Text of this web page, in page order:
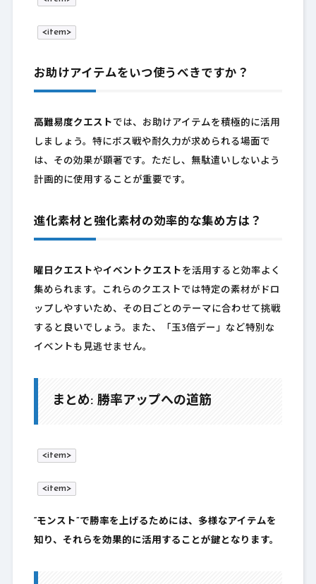
<item>
お助けアイテムをいつ使うべきですか？
高難易度クエスト では、お助けアイテムを積極的に活用
しましょう。特にボス戦や耐久力が求められる場面で
は、その効果が顕著です。ただし、無駄遣いしないよう
計画的に使用することが重要です。
進化素材と強化素材の効率的な集め方は？
曜日クエストやイベントクエスト を活用すると効率よく
集められます。これらのクエストでは特定の素材がドロ
ップしやすいため、その日ごとのテーマに合わせて挑戦
すると良いでしょう。また、「玉3倍デー」など特別な
イベントも見逃せません。
まとめ: 勝率アップへの道筋
<item>
<item>
“モンスト”で勝率を上げるためには、多様なアイテムを
知り、それらを効果的に活用することが鍵となります。